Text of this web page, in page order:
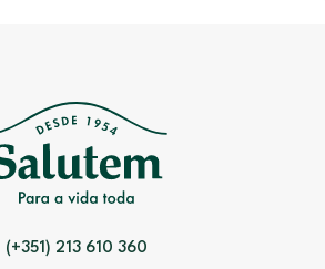
(+351) 213 610 360